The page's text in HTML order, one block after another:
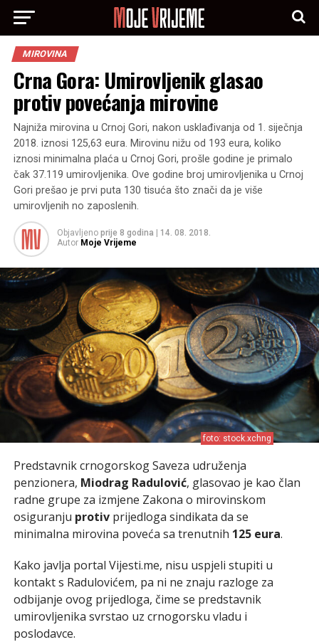
MIROVINA
Crna Gora: Umirovljenik glasao
protiv povećanja mirovine
Najniža mirovina u Crnoj Gori, nakon usklađivanja od 1. siječnja
2018. iznosi 125,63 eura. Mirovinu nižu od 193 eura, koliko
iznosi minimalna plaća u Crnoj Gori, prošle godine je primalo
čak 37.119 umirovljenika. Ove godine broj umirovljenika u Crnoj
Gori prešao je prvi puta 130 tisuća što znači da je više
umirovljenih no zaposlenih.
Objavljeno prije 8 godina
14. 08. 2018.
Autor Moje Vrijeme
foto: stock.xchng
Predstavnik crnogorskog Saveza udruženja
penzionera, Miodrag Radulović, glasovao je kao član
radne grupe za izmjene Zakona o mirovinskom
osiguranju protivprijedloga sindikata da se
minimalna mirovina poveća sa trenutnih 125 eura.
Kako javlja portal Vijesti.me, nisu uspjeli stupiti u
kontakt s Radulovićem, pa ni ne znaju razloge za
odbijanje ovog prijedloga, čime se predstavnik
umirovljenika svrstao uz crnogorsku vladu i
poslodavce.